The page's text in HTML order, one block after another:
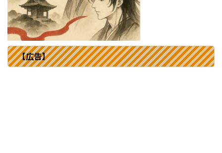
【広告】